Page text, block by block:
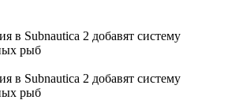
в Subnautica 2 добавят систему
рыб
в Subnautica 2 добавят систему
рыб